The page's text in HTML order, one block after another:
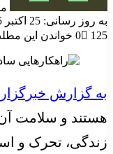
به روز رسانی: 25 اکتبر 2025
0
125 خواندن این مطلب 3 دقیقه زمان
به گزارش
هستند و سلامت
زندگی، تحرک و